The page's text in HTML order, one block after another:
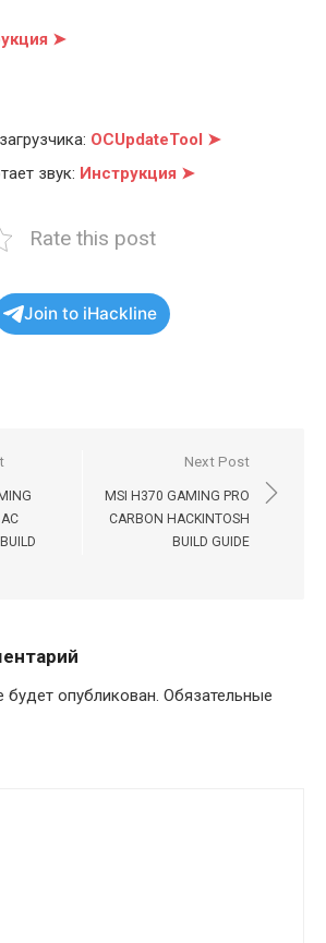
➤
OCUpdateTool ➤
звук: Инструкция ➤
Rate this post
Join to iHackline
Next Post
MSI H370 GAMING PRO
CARBON HACKINTOSH
BUILD GUIDE
опубликован. Обязательные